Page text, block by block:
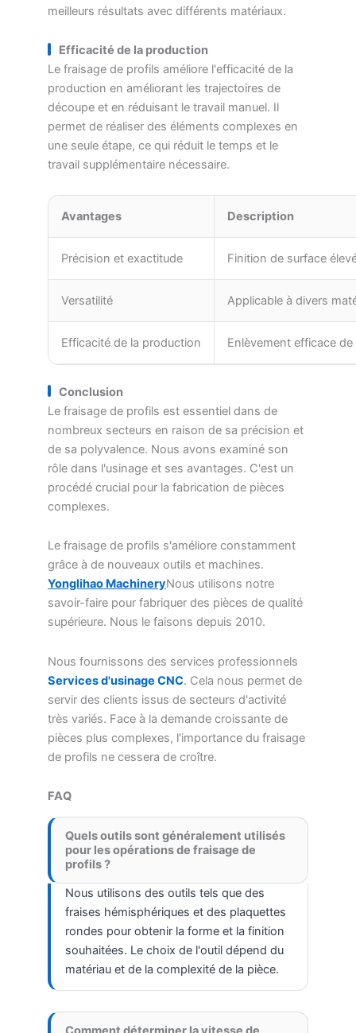
meilleurs résultats avec différents matériaux.
Efficacité de la production
Le fraisage de profils améliore l'efficacité de la
production en améliorant les trajectoires de
découpe et en réduisant le travail manuel. Il
permet de réaliser des éléments complexes en
une seule étape, ce qui réduit le temps et le
travail supplémentaire nécessaire.
Avantages Description
Précision et exactitude Finition de surface
Versatilité Applicable à divers
Efficacité de la production Enlèvement efficace
Conclusion
Le fraisage de profils est essentiel dans de
nombreux secteurs en raison de sa précision et
de sa polyvalence. Nous avons examiné son
rôle dans l'usinage et ses avantages. C'est un
procédé crucial pour la fabrication de pièces
complexes.
Le fraisage de profils s'améliore constamment
grâce à de nouveaux outils et machines.
Yonglihao MachineryNous utilisons notre
savoir-faire pour fabriquer des pièces de qualité
supérieure. Nous le faisons depuis 2010.
Nous fournissons des services professionnels
Services d'usinage CNC. Cela nous permet de
servir des clients issus de secteurs d'activité
très variés. Face à la demande croissante de
pièces plus complexes, l'importance du fraisage
de profils ne cessera de croître.
FAQ
Quels outils sont généralement utilisés
pour les opérations de fraisage de
profils ?
Nous utilisons des outils tels que des
fraises hémisphériques et des plaquettes
rondes pour obtenir la forme et la finition
souhaitées. Le choix de l'outil dépend du
matériau et de la complexité de la pièce.